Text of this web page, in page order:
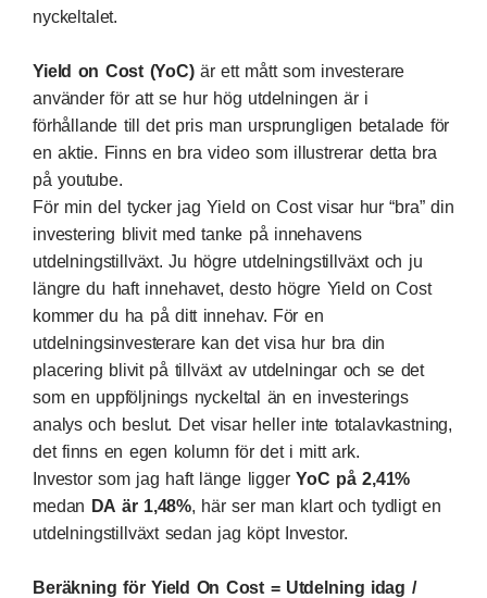
nyckeltalet.
Yield on Cost (YoC)är ett mått som investerare
använder för att se hur hög utdelningen är i
förhållande till det pris man ursprungligen betalade för
en aktie. Finnsen bra videosom illustrerar detta bra
på youtube.
För min del tycker jag Yield on Cost visar hur “bra” din
investering blivit med tanke på innehavens
utdelningstillväxt. Ju högre utdelningstillväxt och ju
längre du haft innehavet, desto högre Yield on Cost
kommer du ha på ditt innehav. För en
utdelningsinvesterare kan det visa hur bra din
placering blivit på tillväxt av utdelningar och se det
som en uppföljnings nyckeltal än en investerings
analys och beslut. Det visar heller inte totalavkastning,
det finns en egen kolumn för det i mitt ark.
Investor som jag haft länge ligger YoC på 2,41%
medan DA är 1,48%, här ser man klart och tydligt en
utdelningstillväxt sedan jag köpt Investor.
Beräkning för Yield On Cost = Utdelning idag /